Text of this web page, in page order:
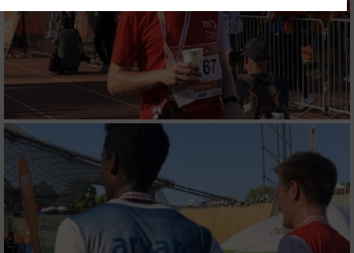
Website/App.
Partnerliste anzeigen (1 IAB-Anbieter)
Wir nutzen Ihre Daten für folgende Zwecke:
IAB-Verarbeitungszwecke:
Speichern von oder Zugriff auf Informationen
auf einem Endgerät
Verwendung reduzierter Daten zur Auswahl
von Werbeanzeigen
Erstellung von Profilen für personalisierte
Werbung